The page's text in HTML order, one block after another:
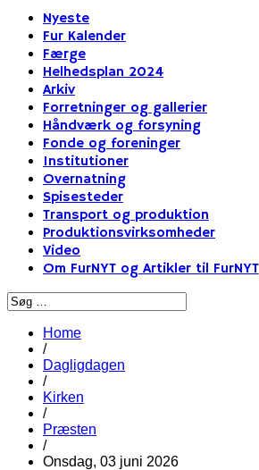
Nyeste
Fur Kalender
Færge
Helhedsplan 2024
Arkiv
Forretninger og gallerier
Håndværk og forsyning
Fonde og foreninger
Institutioner
Overnatning
Spisesteder
Transport og produktion
Produktionsvirksomheder
Video
Om FurNYT og Artikler til FurNYT
Home
/
Dagligdagen
/
Kirken
/
Præsten
/
Onsdag, 03 juni 2026